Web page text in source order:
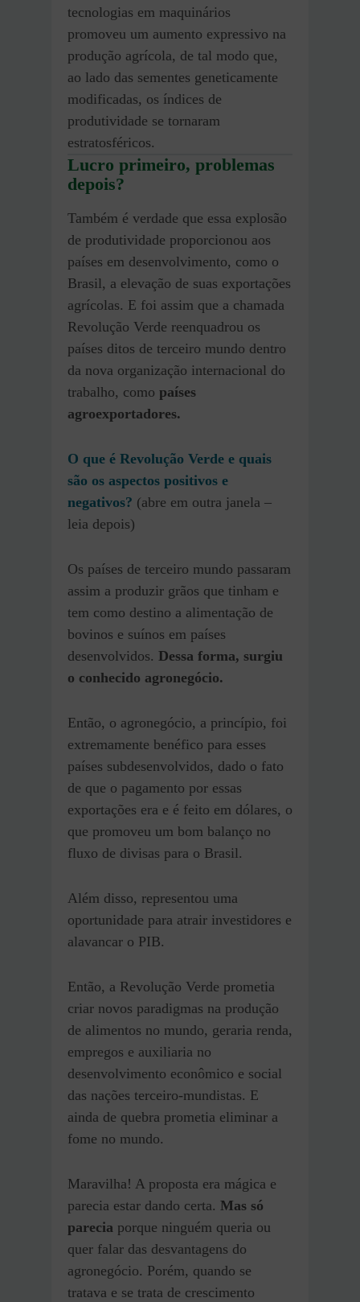
tecnologias em maquinários
promoveu um aumento expressivo na
produção agrícola, de tal modo que,
ao lado das sementes geneticamente
modificadas, os índices de
produtividade se tornaram
estratosféricos.
Lucro primeiro, problemas
depois?
Também é verdade que essa explosão
de produtividade proporcionou aos
países em desenvolvimento, como o
Brasil, a elevação de suas exportações
agrícolas. E foi assim que a chamada
Revolução Verde reenquadrou os
países ditos de terceiro mundo dentro
da nova organização internacional do
trabalho, como países
agroexportadores.
O que é Revolução Verde e quais
são os aspectos positivos e
negativos? (abre em outra janela –
leia depois)
Os países de terceiro mundo passaram
assim a produzir grãos que tinham e
tem como destino a alimentação de
bovinos e suínos em países
desenvolvidos. Dessa forma, surgiu
o conhecido agronegócio.
Então, o agronegócio, a princípio, foi
extremamente benéfico para esses
países subdesenvolvidos, dado o fato
de que o pagamento por essas
exportações era e é feito em dólares, o
que promoveu um bom balanço no
fluxo de divisas para o Brasil.
Além disso, representou uma
oportunidade para atrair investidores e
alavancar o PIB.
Então, a Revolução Verde prometia
criar novos paradigmas na produção
de alimentos no mundo, geraria renda,
empregos e auxiliaria no
desenvolvimento econômico e social
das nações terceiro-mundistas. E
ainda de quebra prometia eliminar a
fome no mundo.
Maravilha! A proposta era mágica e
parecia estar dando certa. Mas só
parecia porque ninguém queria ou
quer falar das desvantagens do
agronegócio. Porém, quando se
tratava e se trata de crescimento